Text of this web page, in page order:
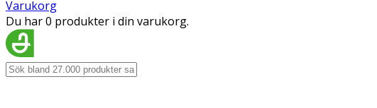
Varukorg
Du har 0 produkter i din varukorg.